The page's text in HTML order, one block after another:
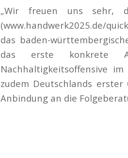
„Wir freuen uns sehr,
(www.handwerk2025.de/
das baden-
das erste konkrete
Nachhaltigkeitsoffensive
zudem Deutschlands
Anbindung an die